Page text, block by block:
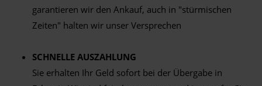
garantieren wir den Ankauf, auch in "stürmischen
Zeiten" halten wir unser Versprechen
SCHNELLE AUSZAHLUNG
Sie erhalten Ihr Geld sofort bei der Übergabe in